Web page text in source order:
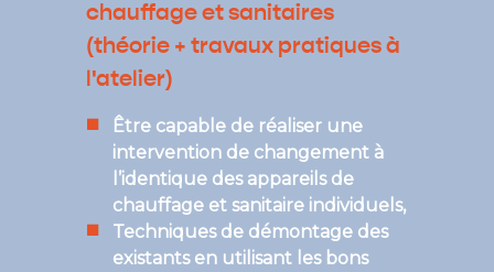
chauffage et sanitaires
(théorie + travaux pratiques à
l'atelier)
Être capable de réaliser une
intervention de changement à
l’identique des appareils de
chauffage et sanitaire individuels,
Techniques de démontage des
existants en utilisant les bons